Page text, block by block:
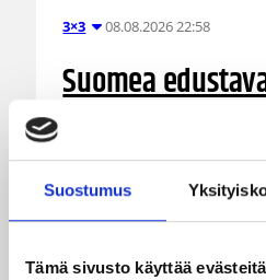
Suostumus
Tämä sivusto käyttää evästeitä
3×3 08.08.2026 22:58
Suomea
joukkueet
-urakkansa
joukkue haastoi